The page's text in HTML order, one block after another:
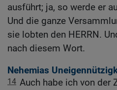
ausführt; ja, so werde er
Und die ganze
sie lobten den HERRN.
nach diesem Wort.
Nehemias
14 Auch habe ich von der